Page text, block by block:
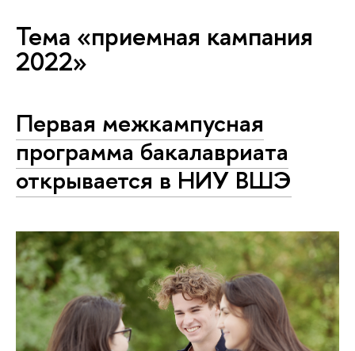
Тема «приемная кампания
2022»
Первая межкампусная
программа бакалавриата
открывается в НИУ ВШЭ